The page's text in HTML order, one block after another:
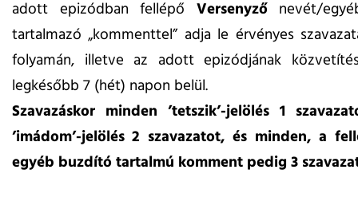
adott epizódban fellépő Versenyzőnevét/
tartalmazó „kommenttel” adja le érvényes
folyamán, illetve az adott epizódjának
legkésőbb 7 (hét) napon belül.
Szavazáskor minden ’tetszik’-jelölés 1
’imádom’-jelölés 2 szavazatot, és minden, a
egyéb buzdító tartalmú komment pedig 3